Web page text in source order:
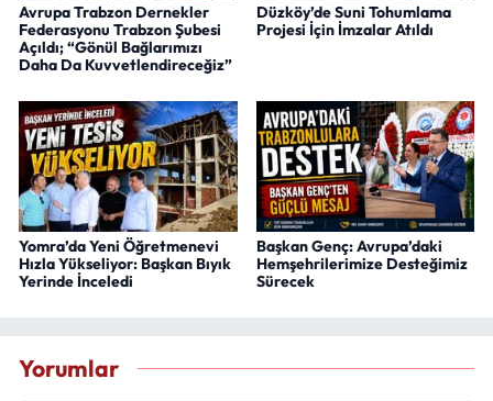
Avrupa Trabzon Dernekler
Federasyonu Trabzon Şubesi
Açıldı; “Gönül Bağlarımızı
Daha Da Kuvvetlendireceğiz”
Düzköy’de Suni Tohumlama
Projesi İçin İmzalar Atıldı
Yomra’da Yeni Öğretmenevi
Hızla Yükseliyor: Başkan Bıyık
Yerinde İnceledi
Başkan Genç: Avrupa’daki
Hemşehrilerimize Desteğimiz
Sürecek
Yorumlar